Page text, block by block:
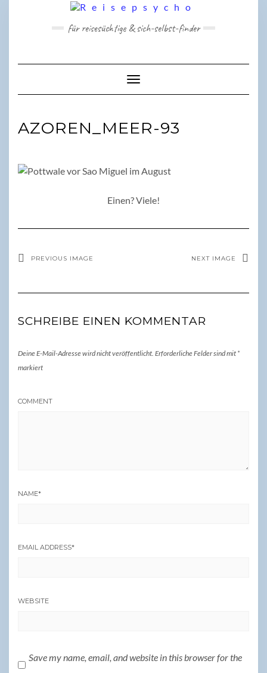
für reisesüchtige & sich-selbst-finder
Toggle Navigation
AZOREN_MEER-93
Einen? Viele!
PREVIOUS IMAGE NEXT IMAGE
SCHREIBE EINEN KOMMENTAR
Deine E-Mail-Adresse wird nicht veröffentlicht. Erforderliche Felder sind mit *
markiert
COMMENT
NAME*
EMAIL ADDRESS*
WEBSITE
Save my name, email, and website in this browser for the